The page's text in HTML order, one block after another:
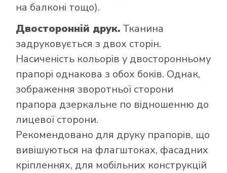
на балконі тощо).
Двосторонній друк. Тканина
задруковується з двох сторін.
Насиченість кольорів у двосторонньому
прапорі однакова з обох боків. Однак,
зображення зворотньої сторони
прапора дзеркальне по відношенню до
лицевої сторони.
Рекомендовано для друку прапорів, що
вивішуються на флагштоках, фасадних
кріпленнях, для мобільних конструкцій